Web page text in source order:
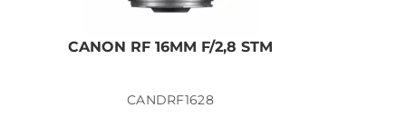
CANON RF 16MM F/2,8 STM
CANDRF1628